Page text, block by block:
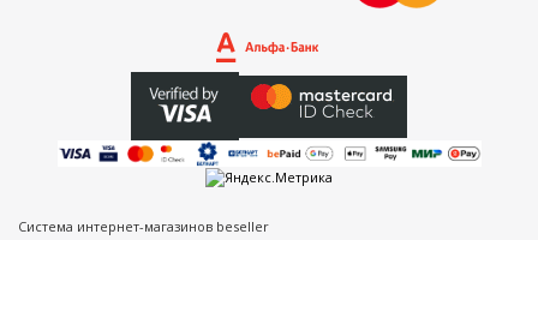
Система интернет-магазинов beseller